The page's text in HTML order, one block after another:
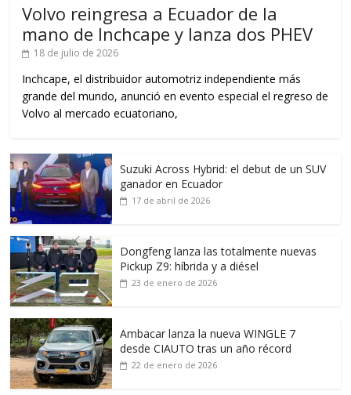
Volvo reingresa a Ecuador de la
mano de Inchcape y lanza dos PHEV
18 de julio de 2026
Inchcape, el distribuidor automotriz independiente más
grande del mundo, anunció en evento especial el regreso de
Volvo al mercado ecuatoriano,
Suzuki Across Hybrid: el debut de un SUV
ganador en Ecuador
17 de abril de 2026
Dongfeng lanza las totalmente nuevas
Pickup Z9: híbrida y a diésel
23 de enero de 2026
Ambacar lanza la nueva WINGLE 7
desde CIAUTO tras un año récord
22 de enero de 2026